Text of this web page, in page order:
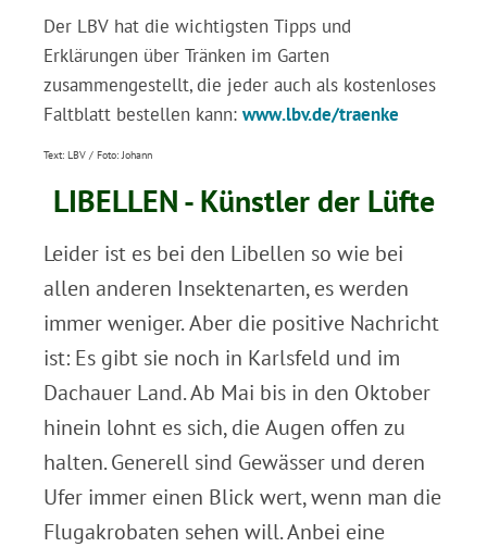
Der LBV hat die wichtigsten Tipps und
Erklärungen über Tränken im Garten
zusammengestellt, die jeder auch als kostenloses
Faltblatt bestellen kann: www.lbv.de/traenke
Text: LBV / Foto: Johann
LIBELLEN - Künstler der Lüfte
Leider ist es bei den Libellen so wie bei
allen anderen Insektenarten, es werden
immer weniger. Aber die positive Nachricht
ist: Es gibt sie noch in Karlsfeld und im
Dachauer Land. Ab Mai bis in den Oktober
hinein lohnt es sich, die Augen offen zu
halten. Generell sind Gewässer und deren
Ufer immer einen Blick wert, wenn man die
Flugakrobaten sehen will. Anbei eine